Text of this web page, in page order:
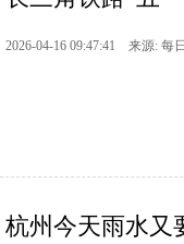
2026-04-16 09:47:41 来源: 每
杭州今天雨水又